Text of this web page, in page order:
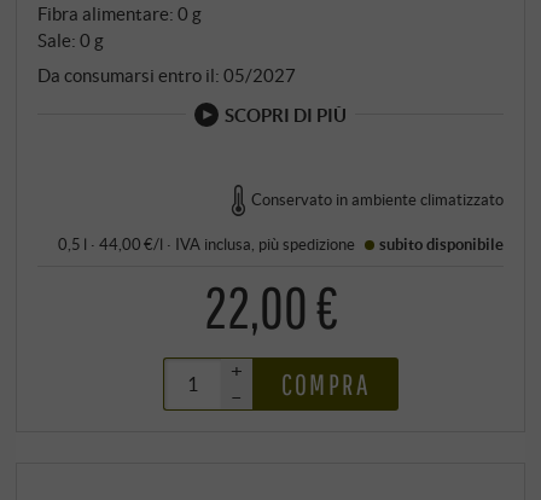
Fibra alimentare: 0 g
Sale: 0 g
Da consumarsi entro il: 05/2027
SCOPRI DI PIÙ
Conservato in ambiente climatizzato
0,5 l · 44,00 €/l · IVA inclusa , piùspedizione subito disponibile
22,00 €
+
–
COMPRA